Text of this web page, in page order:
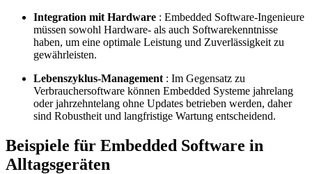
Integration mit Hardware : Embedded Software-Ingenieure
müssen sowohl Hardware- als auch Softwarekenntnisse
haben, um eine optimale Leistung und Zuverlässigkeit zu
gewährleisten.
Lebenszyklus-Management : Im Gegensatz zu
Verbrauchersoftware können Embedded Systeme jahrelang
oder jahrzehntelang ohne Updates betrieben werden, daher
sind Robustheit und langfristige Wartung entscheidend.
Beispiele für Embedded Software in
Alltagsgeräten